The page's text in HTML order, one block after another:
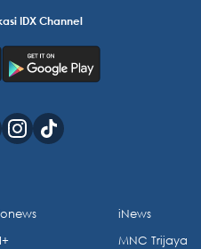
IDX Channel
iNews
MNC Trijaya